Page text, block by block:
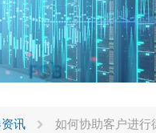
讯 如何协助客户进行